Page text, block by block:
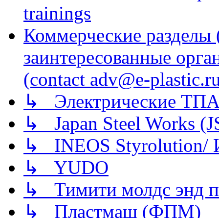
trainings
Коммерческие
заинтересованные
(contact adv@e-
↳ Электрические
↳ Japan Steel Works
↳ INEOS
↳ YUDO
↳ Тимити молдс энд
↳ Пластмаш (ФПМ)